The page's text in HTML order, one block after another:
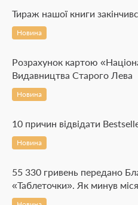
Тираж нашої книги
Новина
Розрахунок картою
Видавництва Старого Лева
Новина
10 причин відвідати
Новина
55 330 гривень передано
«Таблеточки». Як минув